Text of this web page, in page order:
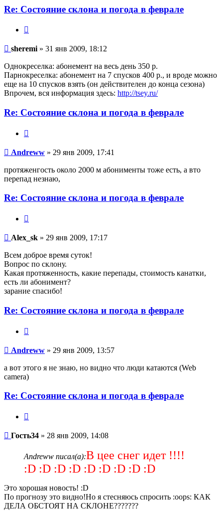
Re: Состояние склона и погода в феврале
sheremi » 31 янв 2009, 18:12
Однокреселка: абонемент на весь день 350 р.
Парнокреселка: абонемент на 7 спусков 400 р., и вроде можно
еще на 10 спусков взять (он действителен до конца сезона)
Впрочем, вся информация здесь: http://tsey.ru/
Re: Состояние склона и погода в феврале
Andreww » 29 янв 2009, 17:41
протяженгость около 2000 м абонименты тоже есть, а вто
перепад незнаю,
Re: Состояние склона и погода в феврале
Alex_sk » 29 янв 2009, 17:17
Всем доброе время суток!
Вопрос по склону.
Какая протяженность, какие перепады, стоимость канатки,
есть ли абонимент?
зарание спасибо!
Re: Состояние склона и погода в феврале
Andreww » 29 янв 2009, 13:57
а вот этого я не знаю, но видно что люди катаются (Web
camera)
Re: Состояние склона и погода в феврале
Гость34 » 28 янв 2009, 14:08
Andreww писал(а):В цее снег идет !!!!
:D :D :D :D :D :D :D :D :D
Это хорошая новость! :D
По прогнозу это видно!Но я стесняюсь спросить :oops: КАК
ДЕЛА ОБСТОЯТ НА СКЛОНЕ???????